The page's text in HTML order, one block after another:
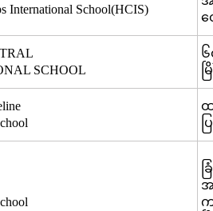
International School(HCIS)
တ
SCHOOL
၆
ထ
အ
က